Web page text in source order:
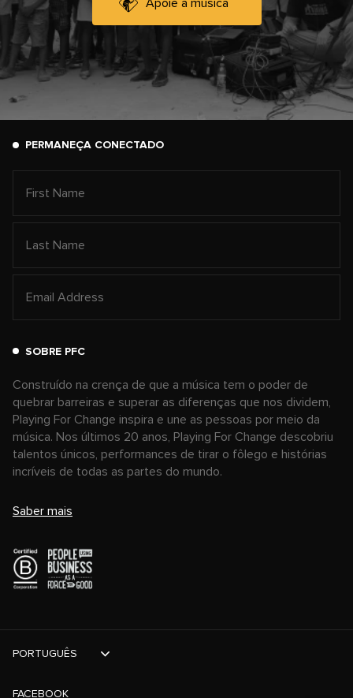
Apoie a música
PERMANEÇA CONECTADO
SOBRE PFC
Construído na crença de que a música tem o poder de
quebrar barreiras e superar as diferenças que nos dividem,
Playing For Change inspira e une as pessoas por meio da
música. Nos últimos 20 anos, Playing For Change descobriu
talentos únicos, performances de tirar o fôlego e histórias
incríveis de todas as partes do mundo.
Saber mais
FACEBOOK
PORTUGUÊS